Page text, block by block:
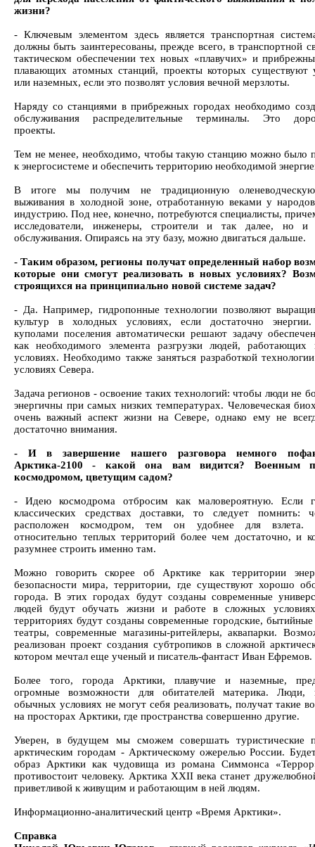
жизни?
- Ключевым элементом здесь является транспортная
должны быть заинтересованы, прежде всего, в транспортной
тактическом обеспечении тех новых «плавучих» и
плавающих атомных станций, проекты которых существуют
или наземных, если это позволят условия вечной мерзлоты.
Наряду со станциями в прибрежных городах необходимо
обслуживания распределительные терминалы. Это
проекты.
Тем не менее, необходимо, чтобы такую станцию можно было
к энергосистеме и обеспечить территорию необходимой
В итоге мы получим не традиционную оленеводческую
выживания в холодной зоне, отработанную веками у
индустрию. Под нее, конечно, потребуются специалисты,
исследователи, инженеры, строители и так далее, но и
обслуживания. Опираясь на эту базу, можно двигаться дальше.
- Таким образом, регионы получат определенный набор
которые они смогут реализовать в новых условиях?
строящихся на принципиально новой системе задач?
- Да. Например, гидропонные технологии позволяют
культур в холодных условиях, если достаточно
куполами поселения автоматически решают задачу
как необходимого элемента разгрузки людей, работающих
условиях. Необходимо также заняться разработкой
условиях Севера.
Задача регионов - освоение таких технологий: чтобы люди не
энергичны при самых низких температурах. Человеческая
очень важный аспект жизни на Севере, однако ему не
достаточно внимания.
- И в завершение нашего разговора немного
Арктика-2100 - какой она вам видится? Военным
космодромом, цветущим садом?
- Идею космодрома отбросим как маловероятную. Если
классических средствах доставки, то следует помнить:
расположен космодром, тем он удобнее для взлета.
относительно теплых территорий более чем достаточно, и
разумнее строить именно там.
Можно говорить скорее об Арктике как территории
безопасности мира, территории, где существуют хорошо
города. В этих городах будут созданы современные
людей будут обучать жизни и работе в сложных
территориях будут созданы современные городские,
театры, современные магазины-ритейлеры, аквапарки.
реализован проект создания субтропиков в сложной
котором мечтал еще ученый и писатель-фантаст Иван Ефремов.
Более того, города Арктики, плавучие и наземные,
огромные возможности для обитателей материка. Люди,
обычных условиях не могут себя реализовать, получат такие
на просторах Арктики, где пространства совершенно другие.
Уверен, в будущем мы сможем совершать туристические
арктическим городам - Арктическому ожерелью России.
образ Арктики как чудовища из романа Симмонса
противостоит человеку. Арктика XXII века станет
приветливой к живущим и работающим в ней людям.
Информационно-аналитический центр «Время Арктики».
Справка